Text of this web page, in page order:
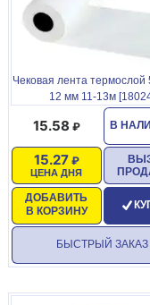
Чековая лента термослой
12 мм 11-13м
В
15.58
ЦЕНА ДНЯ
15.27
ДОБАВИТЬ
В КОРЗИНУ
БЫСТРЫЙ ЗАКАЗ